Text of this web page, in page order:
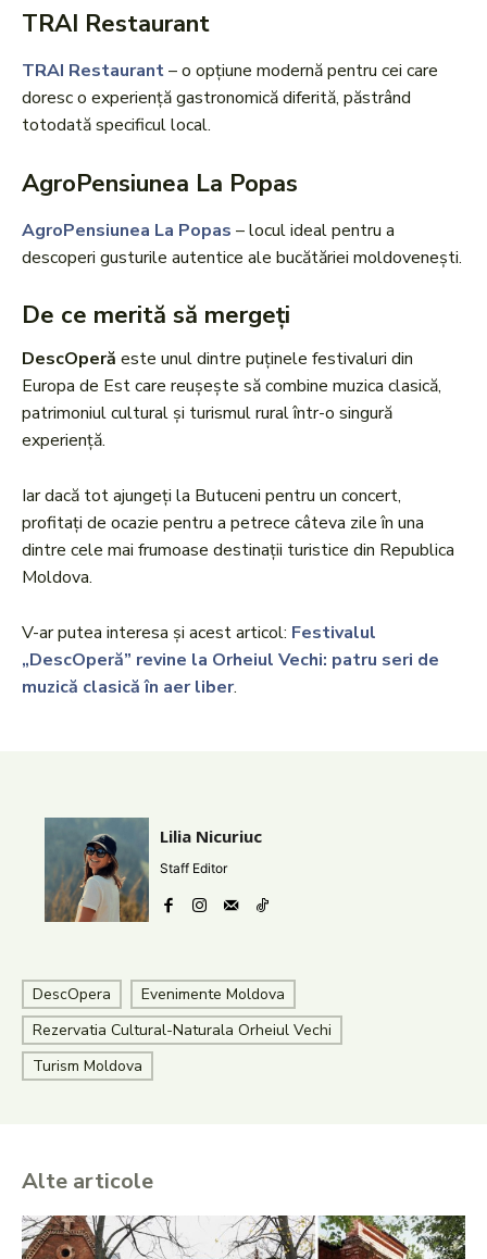
TRAI Restaurant
TRAI Restaurant– o opțiune modernă pentru cei care
doresc o experiență gastronomică diferită, păstrând
totodată specificul local.
AgroPensiunea La Popas
AgroPensiunea La Popas – locul ideal pentru a
descoperi gusturile autentice ale bucătăriei moldovenești.
De ce merită să mergeți
DescOperă este unul dintre puținele festivaluri din
Europa de Est care reușește să combine muzica clasică,
patrimoniul cultural și turismul rural într-o singură
experiență.
Iar dacă tot ajungeți la Butuceni pentru un concert,
profitați de ocazie pentru a petrece câteva zile în una
dintre cele mai frumoase destinații turistice din Republica
Moldova.
V-ar putea interesa și acest articol: Festivalul
„DescOperă” revine la Orheiul Vechi: patru seri de
muzică clasică în aer liber.
Lilia Nicuriuc
Staff Editor
DescOpera
Evenimente Moldova
Rezervatia Cultural-Naturala Orheiul Vechi
Turism Moldova
Alte articole